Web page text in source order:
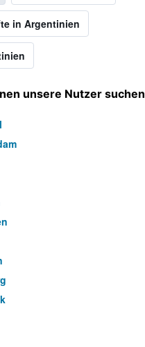
in Argentinien
unsere Nutzer suchen